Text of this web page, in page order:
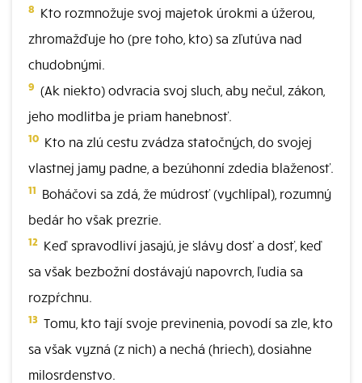
8 Kto rozmnožuje svoj majetok úrokmi a úžerou,
zhromažďuje ho (pre toho, kto) sa zľutúva nad
chudobnými.
9 (Ak niekto) odvracia svoj sluch, aby nečul, zákon,
jeho modlitba je priam hanebnosť.
10 Kto na zlú cestu zvádza statočných, do svojej
vlastnej jamy padne, a bezúhonní zdedia blaženosť.
11 Boháčovi sa zdá, že múdrosť (vychlípal), rozumný
bedár ho však prezrie.
12 Keď spravodliví jasajú, je slávy dosť a dosť, keď
sa však bezbožní dostávajú napovrch, ľudia sa
rozpŕchnu.
13 Tomu, kto tají svoje previnenia, povodí sa zle, kto
sa však vyzná (z nich) a nechá (hriech), dosiahne
milosrdenstvo.